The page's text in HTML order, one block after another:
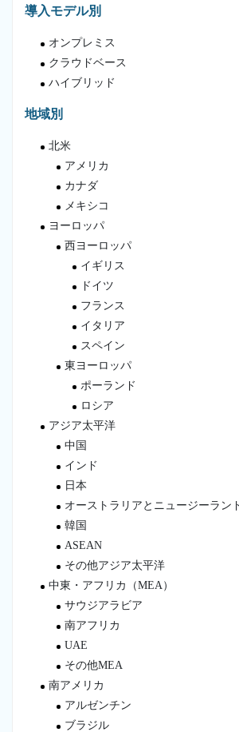
導入モデル別
オンプレミス
クラウドベース
ハイブリッド
地域別
北米
アメリカ
カナダ
メキシコ
ヨーロッパ
西ヨーロッパ
イギリス
ドイツ
フランス
イタリア
スペイン
東ヨーロッパ
ポーランド
ロシア
アジア太平洋
中国
インド
日本
オーストラリアとニュージーラン
韓国
ASEAN
その他アジア太平洋
中東・アフリカ（MEA）
サウジアラビア
南アフリカ
UAE
その他MEA
南アメリカ
アルゼンチン
ブラジル